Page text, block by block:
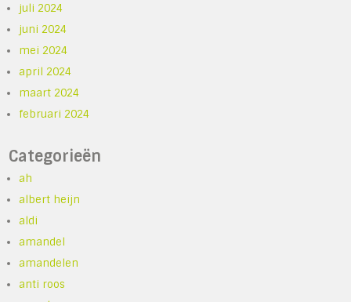
juli 2024
juni 2024
mei 2024
april 2024
maart 2024
februari 2024
Categorieën
ah
albert heijn
aldi
amandel
amandelen
anti roos